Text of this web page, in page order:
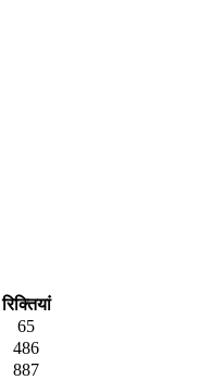
रिक्तियां
65
486
887